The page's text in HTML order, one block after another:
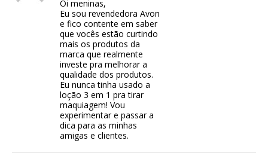
Oi meninas,
Eu sou revendedora Avon
e fico contente em saber
que vocês estão curtindo
mais os produtos da
marca que realmente
investe pra melhorar a
qualidade dos produtos.
Eu nunca tinha usado a
loção 3 em 1 pra tirar
maquiagem! Vou
experimentar e passar a
dica para as minhas
amigas e clientes.